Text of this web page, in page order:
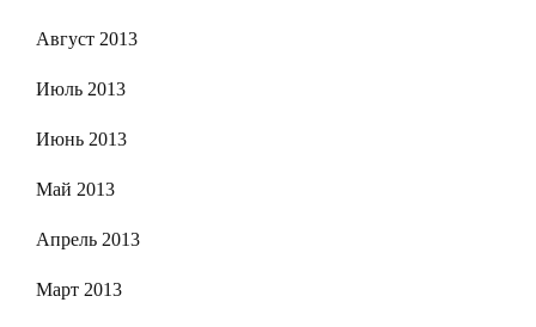
Август 2013
Июль 2013
Июнь 2013
Май 2013
Апрель 2013
Март 2013